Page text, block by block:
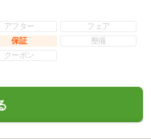
アフター
フェア
保証
整備
クーポン